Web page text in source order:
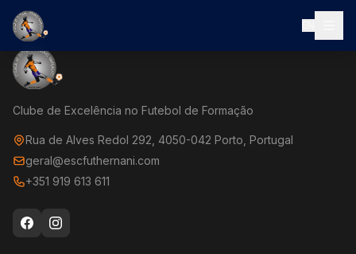
Clube de Excelência no Futebol de Formação
Rua de Alves Redol 292, 4050-042 Porto, Portugal
geral@escfuthernani.com
+351 919 613 611